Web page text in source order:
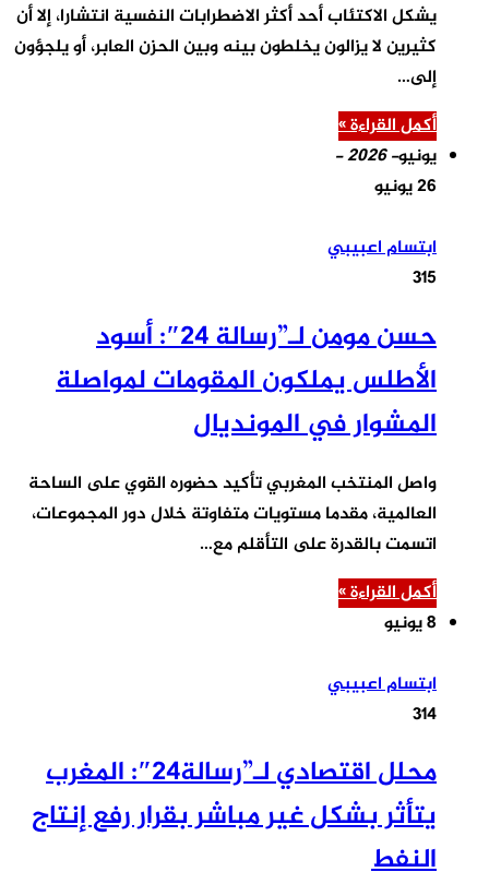
يشكل الاكتئاب أحد أكثر الاضطرابات النفسية انتشارا، إلا أن
كثيرين لا يزالون يخلطون بينه وبين الحزن العابر، أو يلجؤون
إلى…
أكمل القراءة »
يونيو- 2026 -
26 يونيو
ابتسام اعبيبي
315
حسن مومن لـ”رسالة 24″: أسود
الأطلس يملكون المقومات لمواصلة
المشوار في المونديال
واصل المنتخب المغربي تأكيد حضوره القوي على الساحة
العالمية، مقدما مستويات متفاوتة خلال دور المجموعات،
اتسمت بالقدرة على التأقلم مع…
أكمل القراءة »
8 يونيو
ابتسام اعبيبي
314
محلل اقتصادي لـ”رسالة24″: المغرب
يتأثر بشكل غير مباشر بقرار رفع إنتاج
النفط